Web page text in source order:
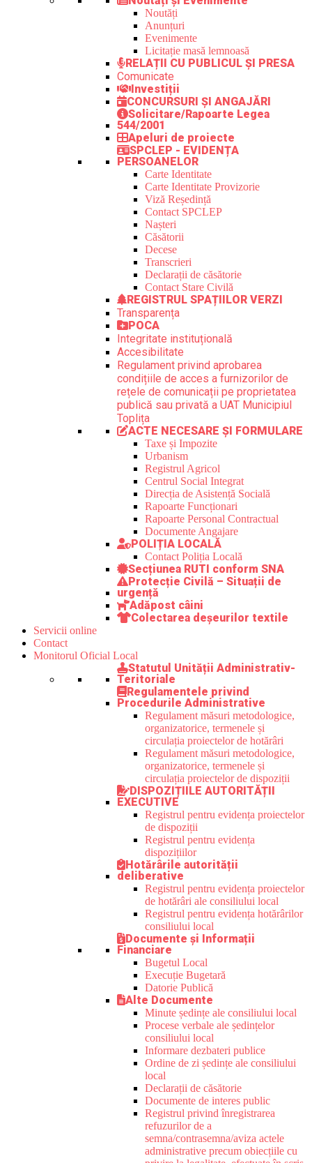
Noutăți
Anunțuri
Evenimente
Licitație masă lemnoasă
RELAȚII CU PUBLICUL ȘI PRESA
Comunicate
Investiții
CONCURSURI ȘI ANGAJĂRI
Solicitare/Rapoarte Legea
544/2001
Apeluri de proiecte
SPCLEP - EVIDENȚA
PERSOANELOR
Carte Identitate
Carte Identitate Provizorie
Viză Reședință
Contact SPCLEP
Nașteri
Căsătorii
Decese
Transcrieri
Declarații de căsătorie
Contact Stare Civilă
REGISTRUL SPAȚIILOR VERZI
Transparența
POCA
Integritate instituțională
Accesibilitate
Regulament privind aprobarea
condițiile de acces a furnizorilor de
rețele de comunicații pe proprietatea
publică sau privată a UAT Municipiul
Toplița
ACTE NECESARE ȘI FORMULARE
Taxe și Impozite
Urbanism
Registrul Agricol
Centrul Social Integrat
Direcția de Asistență Socială
Rapoarte Funcționari
Rapoarte Personal Contractual
Documente Angajare
POLIȚIA LOCALĂ
Contact Poliția Locală
Secțiunea RUTI conform SNA
Protecție Civilă – Situații de
urgență
Adăpost câini
Colectarea deșeurilor textile
Servicii online
Contact
Monitorul Oficial Local
Statutul Unității Administrativ-
Teritoriale
Regulamentele privind
Procedurile Administrative
Regulament măsuri metodologice,
organizatorice, termenele și
circulația proiectelor de hotărâri
Regulament măsuri metodologice,
organizatorice, termenele și
circulația proiectelor de dispoziții
DISPOZIȚIILE AUTORITĂȚII
EXECUTIVE
Registrul pentru evidența proiectelor
de dispoziții
Registrul pentru evidența
dispozițiilor
Hotărârile autorității
deliberative
Registrul pentru evidența proiectelor
de hotărâri ale consiliului local
Registrul pentru evidența hotărârilor
consiliului local
Documente și Informații
Financiare
Bugetul Local
Execuție Bugetară
Datorie Publică
Alte Documente
Minute ședințe ale consiliului local
Procese verbale ale ședințelor
consiliului local
Informare dezbateri publice
Ordine de zi ședințe ale consiliului
local
Declarații de căsătorie
Documente de interes public
Registrul privind înregistrarea
refuzurilor de a
semna/contrasemna/aviza actele
administrative precum obiecțiile cu